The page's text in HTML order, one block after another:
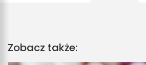
Zobacz także: